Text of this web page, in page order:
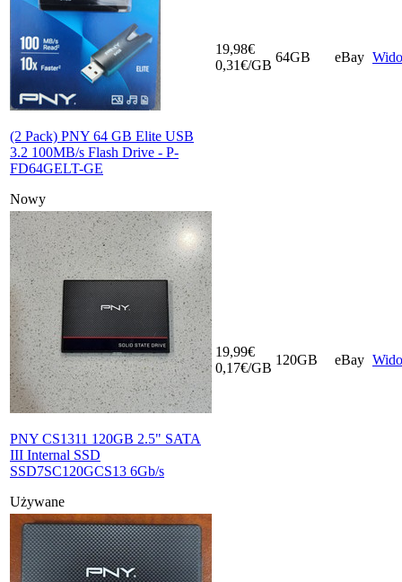
(2 Pack) PNY 64 GB Elite USB
3.2 100MB/s Flash Drive - P-
FD64GELT-GE
Nowy
19,98€
0,31€/GB
64GB eBay
PNY CS1311 120GB 2.5" SATA
III Internal SSD
SSD7SC120GCS13 6Gb/s
Używane
19,99€
0,17€/GB
120GB eBay